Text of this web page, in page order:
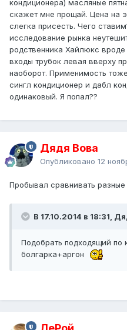
кондиционера) масляные
скажет мне прощай. Цена на
слегка присесть. Чего
исследование рынка
родственника Хайлюкс вроде
входы трубок левая вверху
наоборот. Применимость
сингл кондиционер и дабл
одинаковый. Я попал??
Дядя Вова
Опубликовано 12
Пробывал сравнивать разные
В 17.10.2014 в 18:31,
Подобрать подходящий по
болгарка+аргон